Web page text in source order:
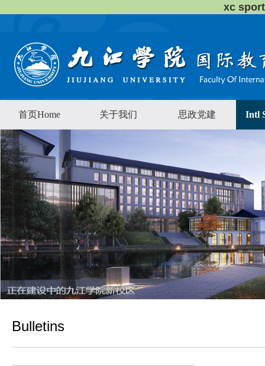
xc
首页Home 关于我们 思政党建 Intl
Bulletins